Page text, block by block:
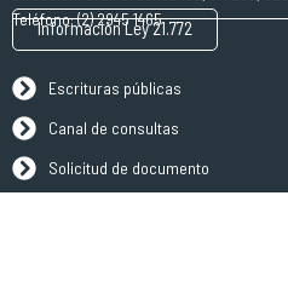
Teléfono: (2) 2945 1465
Información Ley 21.772
Escrituras públicas
Canal de consultas
Solicitud de documento